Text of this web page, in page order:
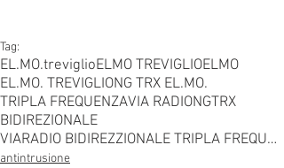
Tag:
EL.MO.treviglioELMO TREVIGLIOELMO
EL.MO. TREVIGLIONG TRX EL.MO.
TRIPLA FREQUENZAVIA RADIONGTRX
BIDIREZIONALE
VIARADIO BIDIREZZIONALE TRIPLA FREQUENZA
antintrusione